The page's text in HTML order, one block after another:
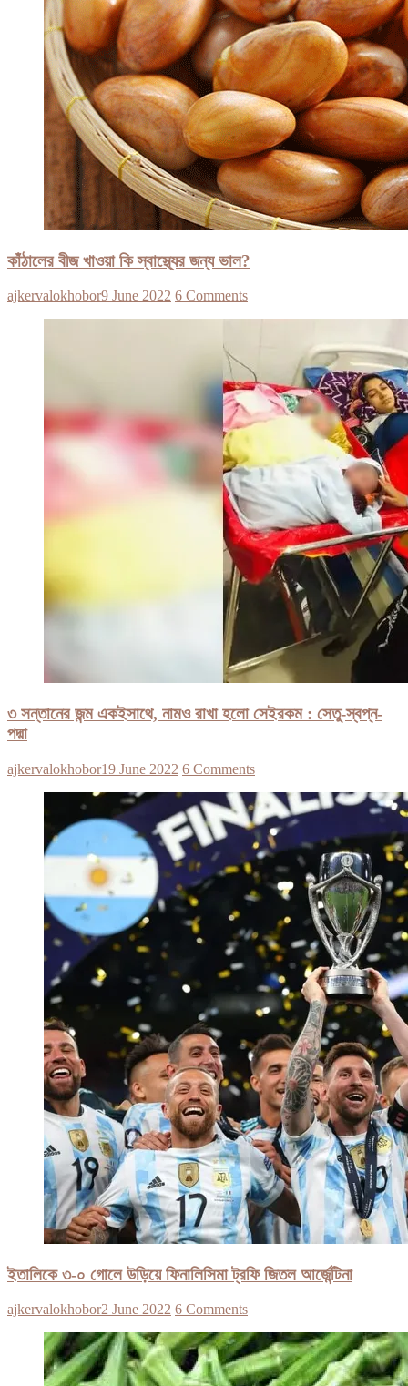
কাঁঠালের বীজ খাওয়া কি স্বাস্থ্যের জন্য ভাল?
ajkervalokhobor9 June 2022 6 Comments
৩ সন্তানের জন্ম একইসাথে, নামও রাখা হলো সেইরকম : সেতু-স্বপ্ন-
পদ্মা
ajkervalokhobor19 June 2022 6 Comments
ইতালিকে ৩-০ গোলে উড়িয়ে ফিনালিসিমা ট্রফি জিতল আর্জেন্টিনা
ajkervalokhobor2 June 2022 6 Comments